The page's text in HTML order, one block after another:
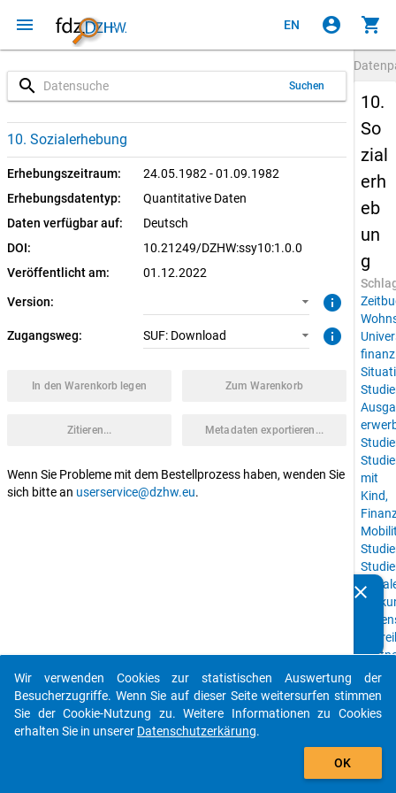
menu EN account_circle shopping_cart
search Suchen
10. Sozialerhebung
Erhebungszeitraum:
24.05.1982 - 01.09.1982
Erhebungsdatentyp:
Quantitative Daten
Daten verfügbar auf:
Deutsch
DOI:
10.21249/DZHW:ssy10:1.0.0
Veröffentlicht am:
01.12.2022
Version:
1.0.0 (aktuell)
info
Zugangsweg: SUF: Download
SUF: Download
info
In den Warenkorb legen Zum Warenkorb
Zitieren... Metadaten exportieren...
Wenn Sie Probleme mit dem Bestellprozess haben, wenden Sie
sich bitte an userservice@dzhw.eu.
10.
So
zial
erh
eb
un
g
mit
Kind,
Details
clear
auto_stories
add_shopping_cart
Wir verwenden Cookies zur statistischen Auswertung der
Besucherzugriffe. Wenn Sie auf dieser Seite weitersurfen stimmen
Sie der Cookie-Nutzung zu. Weitere Informationen zu Cookies
erhalten Sie in unserer Datenschutzerkärung.
OK